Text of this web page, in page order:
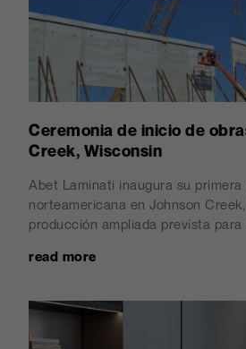
Ceremonia de inicio de
Creek, Wisconsin
Abet Laminati inaugura su primera
norteamericana en Johnson
producción ampliada prevista para
read more